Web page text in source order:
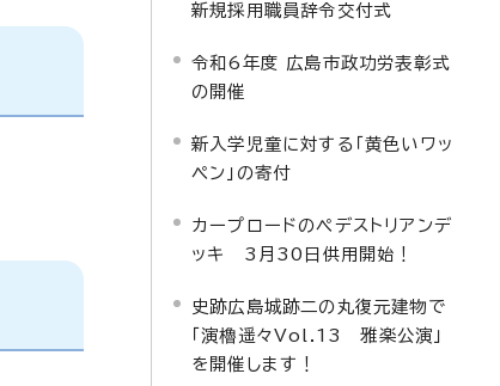
新規採用職員辞令交付式
令和6年度 広島市政功労表彰式
の開催
新入学児童に対する「黄色いワッ
ペン」の寄付
カープロードのペデストリアンデ
ッキ 3月30日供用開始！
史跡広島城跡二の丸復元建物で
「演櫓遥々Vol.13 雅楽公演」
を開催します！